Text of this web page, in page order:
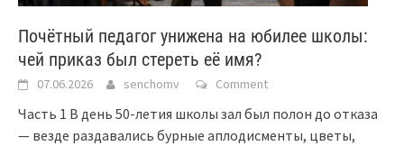
Почётный педагог унижена на юбилее школы:
чей приказ был стереть её имя?
07.06.2026 senchomv Comment
Часть 1 В день 50-летия школы зал был полон до отказа
— везде раздавались бурные аплодисменты, цветы,